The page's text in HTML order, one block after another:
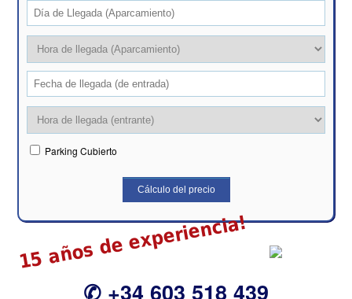
Parking Cubierto
15 años de experiencia!
✆ +34 603 518 439